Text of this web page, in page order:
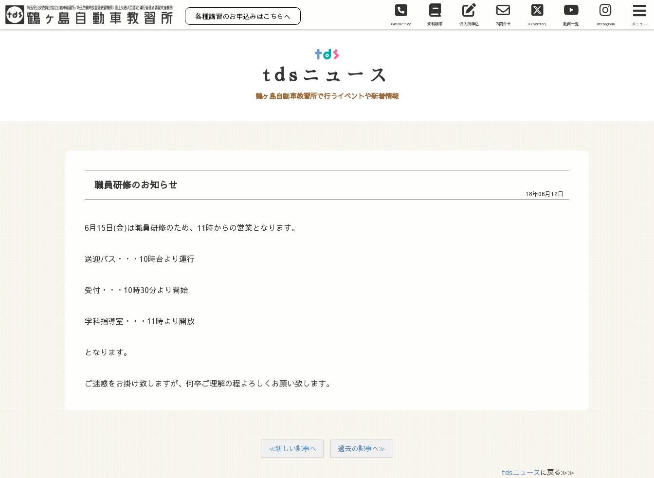
各種講習のお申込みはこちらへ
0492871122 資料請求 仮入所申込 お問合せ X(twitter) 動画一覧 instagram メニュー
tdsニュース
鶴ヶ島自動車教習所で行うイベントや新着情報
職員研修のお知らせ
18年06月12日
6月15日(金)は職員研修のため、11時からの営業となります。
送迎バス・・・10時台より運行
受付・・・10時30分より開始
学科指導室・・・11時より開放
となります。
ご迷惑をお掛け致しますが、何卒ご理解の程よろしくお願い致します。
≪新しい記事へ 過去の記事へ≫
tdsニュースに戻る≫≫